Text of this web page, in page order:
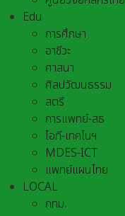
Edu
การศึกษา
อาชีวะ
ศาสนา
ศิลปวัฒนธรรม
สตรี
การแพทย์-สธ
ไอที-เทคโนฯ
MDES-ICT
แพทย์แผนไทย
LOCAL
กทม.